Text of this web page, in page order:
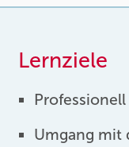
Lernziele
Umgang mit